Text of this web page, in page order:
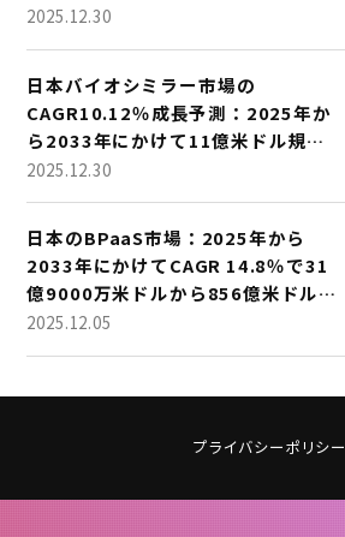
2025.12.30
日本バイオシミラー市場の
CAGR10.12％成長予測：2025年か
ら2033年にかけて11億米ドル規模
に
2025.12.30
日本のBPaaS市場：2025年から
2033年にかけてCAGR 14.8％で31
億9000万米ドルから856億米ドルに
成長
2025.12.05
プライバシーポリシー